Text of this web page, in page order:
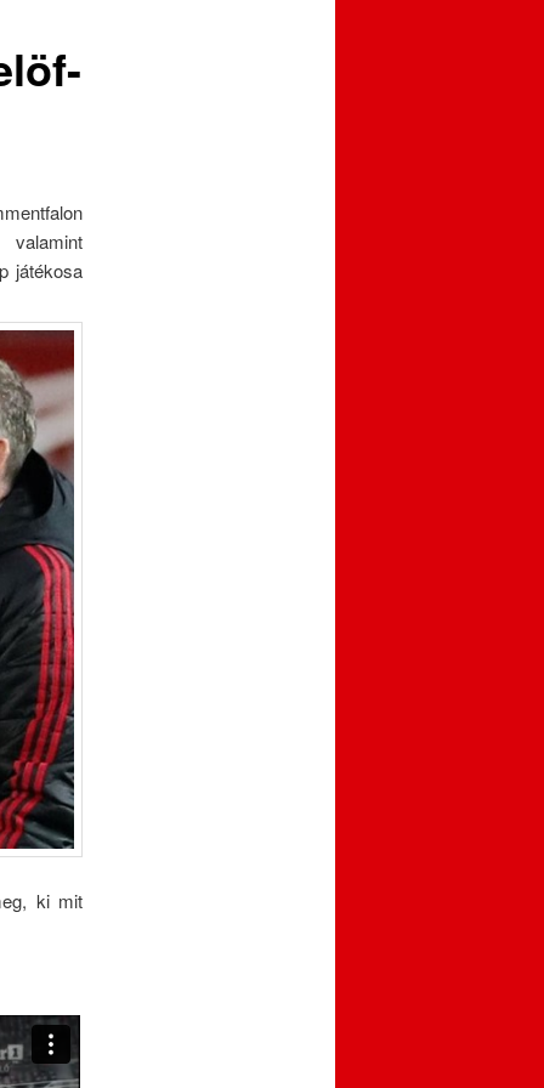
játékosa
ki mit